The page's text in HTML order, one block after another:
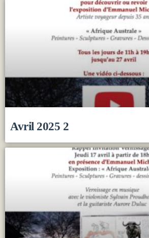
Avril 2025 2